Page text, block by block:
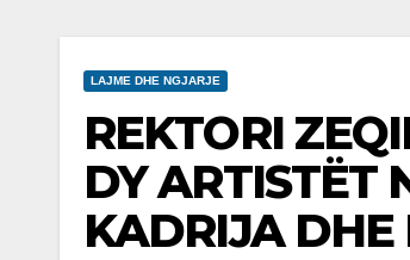
LAJME DHE NGJARJE
REKTORI
DY ARTISTËT
KADRIJA